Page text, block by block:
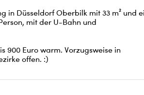
in Düsseldorf Oberbilk mit 33 m² und
mit der U-Bahn und
900 Euro warm. Vorzugsweise in
offen. :)